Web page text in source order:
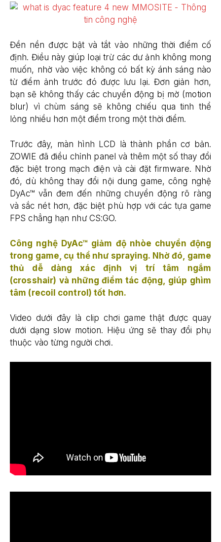
Đền nền được bật và tắt vào những thời điểm cố
định. Điều này giúp loại trừ các dư ảnh không mong
muốn, nhờ vào việc không có bất kỳ ánh sáng nào
từ điểm ảnh trước đó được lưu lại. Đơn giản hơn,
bạn sẽ không thấy các chuyển động bị mờ (motion
blur) vì chùm sáng sẽ không chiếu qua tinh thể
lỏng nhiều hơn một điểm trong một thời điểm.
Trước đây, màn hình LCD là thành phần cơ bản.
ZOWIE đã điều chỉnh panel và thêm một số thay đổi
đặc biệt trong mạch điện và cài đặt firmware. Nhờ
đó, dù không thay đổi nội dung game, công nghệ
DyAc™ vẫn đem đến những chuyển động rõ ràng
và sắc nét hơn, đặc biệt phù hợp với các tựa game
FPS chẳng hạn như CS:GO.
Công nghệDyAc™ giảm độnhòe chuyển động
trong game, cụ thểnhư spraying. Nhờ đó, game
thủ d ễdàng xác định vị trí tâm ngắm
(crosshair) và nhữngđiểm tác động, giúp ghìm
tâm (recoil control) tốt hơn.
Video dưới đây là clip chơi game thật được quay
dưới dạng slow motion. Hiệu ứng sẽ thay đổi phụ
thuộc vào từng người chơi.